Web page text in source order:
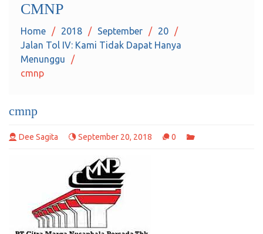
CMNP
Home 2018 September
20
Jalan Tol IV: Kami Tidak Dapat Hanya
Menunggu
cmnp
cmnp
Dee Sagita September 20, 2018 0